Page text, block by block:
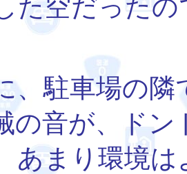
た空だった
駐車場の隣
の音が、ド
あまり環境